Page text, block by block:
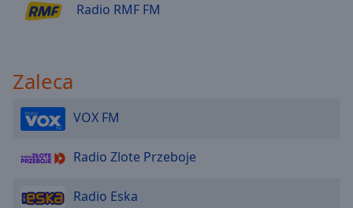
Radio RMF - Ballady
Radio RMF - Muzyka klasyczna
Radio RMF - Najwieksze Polskie Przeboje
Radio RMF - Latino
Radio RMF FM
Zaleca
VOX FM
Radio Zlote Przeboje
Radio Eska